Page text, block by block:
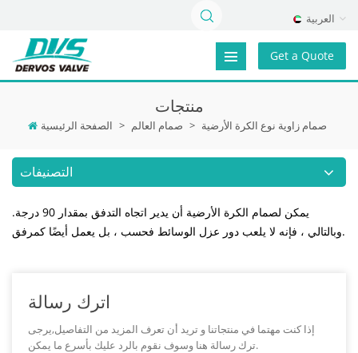
العربية
Get a Quote
منتجات
الصفحة الرئيسية > صمام العالم > صمام زاوية نوع الكرة الأرضية
التصنيفات
يمكن لصمام الكرة الأرضية أن يدير اتجاه التدفق بمقدار 90 درجة.
وبالتالي ، فإنه لا يلعب دور عزل الوسائط فحسب ، بل يعمل أيضًا كمرفق.
اترك رسالة
إذا كنت مهتما في منتجاتنا و تريد أن تعرف المزيد من التفاصيل,يرجى
ترك رسالة هنا وسوف نقوم بالرد عليك بأسرع ما يمكن.